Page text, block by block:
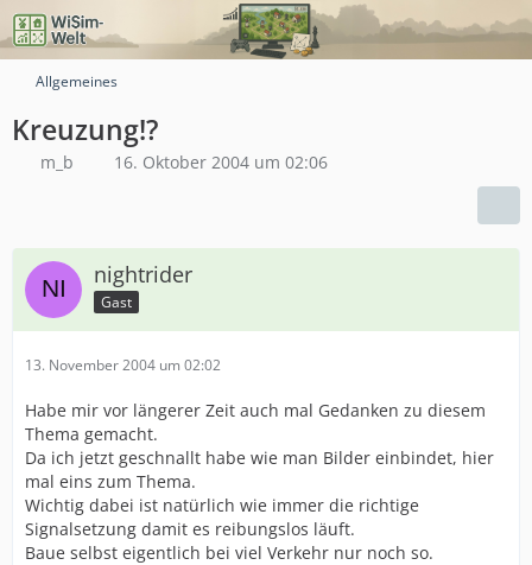
Allgemeines
Kreuzung!?
m_b 16. Oktober 2004 um 02:06
nightrider
Gast
13. November 2004 um 02:02
Habe mir vor längerer Zeit auch mal Gedanken zu diesem
Thema gemacht.
Da ich jetzt geschnallt habe wie man Bilder einbindet, hier
mal eins zum Thema.
Wichtig dabei ist natürlich wie immer die richtige
Signalsetzung damit es reibungslos läuft.
Baue selbst eigentlich bei viel Verkehr nur noch so.